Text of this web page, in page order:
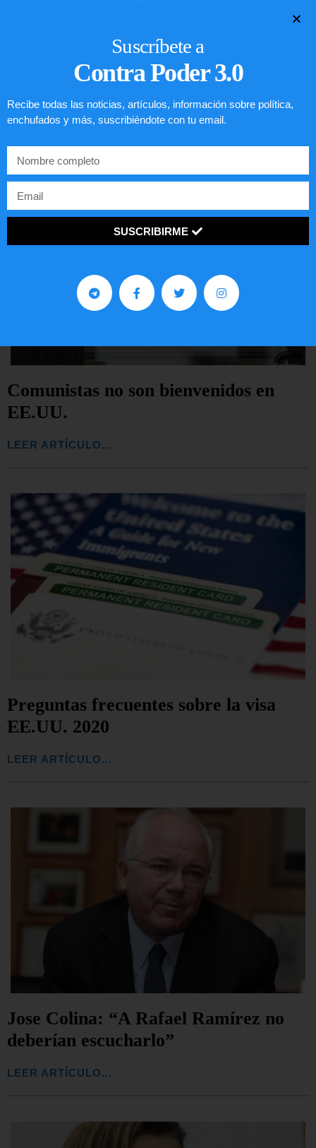
Lotería de visa de EEUU
Comunistas no son bienvenidos en
EE.UU.
LEER ARTÍCULO...
Preguntas frecuentes sobre la visa
EE.UU. 2020
LEER ARTÍCULO...
Jose Colina: “A Rafael Ramírez no
deberían escucharlo”
LEER ARTÍCULO...
Suscríbete a
Contra Poder 3.0
Recibe todas las noticias, artículos, información sobre política,
enchufados y más, suscribiéndote con tu email.
SUSCRIBIRME